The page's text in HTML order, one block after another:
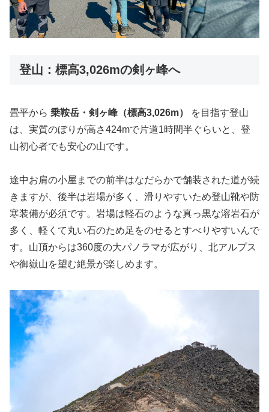
登山：標高3,026mの剣ヶ峰へ
畳平から 乗鞍岳・剣ヶ峰（標高3,026m）
を目指す登山
は、実質のぼりが高さ424mで片道1時間半ぐらいと、登
山初心者でも安心の山です。
途中お肩の小屋までの前半はなだらかで舗装された道が続
きますが、後半は岩場が多く、滑りやすいため登山靴や防
寒装備が必須です。岩場は軽石のような真っ黒な溶岩石が
多く、軽くて丸い石のため足をのせるとすべりやすいんで
す。山頂からは360度の大パノラマが広がり、北アルプス
や御嶽山を望む絶景が楽しめます。